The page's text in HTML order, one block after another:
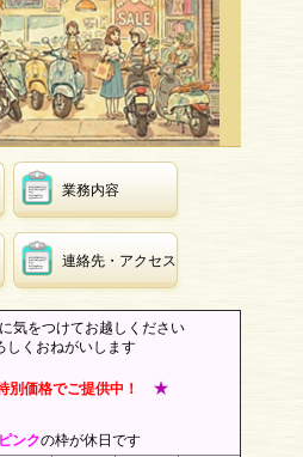
業務内容
連絡先・アクセス
つけてお越しください
がいします
別価格でご提供中！ ★
ピンクの枠が休日です